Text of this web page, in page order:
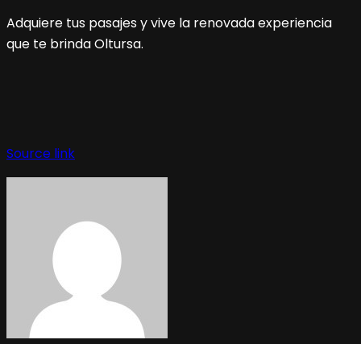
Adquiere tus pasajes y vive la renovada experiencia
que te brinda Oltursa.
de
entradas
Source link